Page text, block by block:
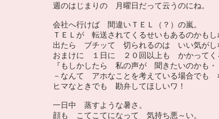
週のはじまりの 月曜日だって云うのにね。
会社へ行けば 間違いＴＥＬ（？）の嵐。
ＴＥＬが 転送されてくるせいもあるのかもし
出たら ブチッて 切られるのは いい気がし
おまけに １日に ２０回以上も かかってく
『もしかしたら 私の声が 聞きたいのかも・
－なんて アホなことを考えている場合でも
ヒマなときでも 勘弁してほしいワ！
一日中 蒸すような暑さ。
顔も こてこてになって 気持ち悪～い。